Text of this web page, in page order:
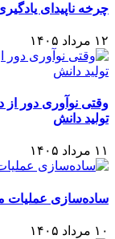
چرخه ناپیدای
۱۲ مرداد ۱۴۰۵
تولید دانش
۱۱ مرداد ۱۴۰۵
ساده‌سازی عملیات
۱۰ مرداد ۱۴۰۵